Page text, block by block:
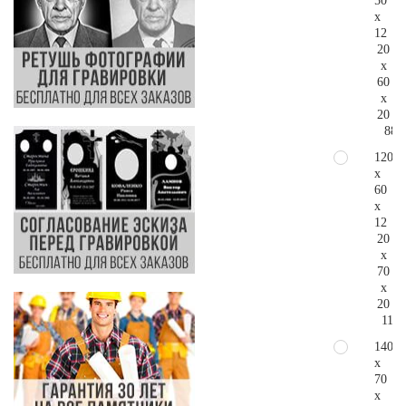
x
12
20
x
60
x
20
120
x
60
x
12
20
x
70
x
20
140
x
70
x